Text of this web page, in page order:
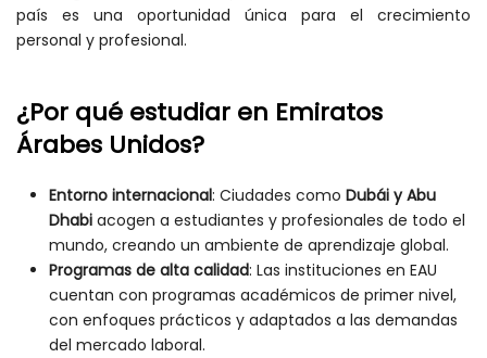
país es una oportunidad única para el crecimiento
personal y profesional.
¿Por qué estudiar en Emiratos
Árabes Unidos?
Entorno internacional: Ciudades como Dubái y Abu
Dhabi acogen a estudiantes y profesionales de todo el
mundo, creando un ambiente de aprendizaje global.
Programas de alta calidad: Las instituciones en EAU
cuentan con programas académicos de primer nivel,
con enfoques prácticos y adaptados a las demandas
del mercado laboral.